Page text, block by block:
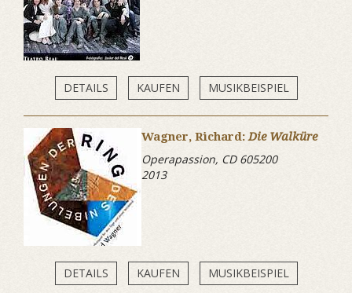
DETAILS KAUFEN MUSIKBEISPIEL
Wagner, Richard:Die Walküre
Operapassion, CD 605200
2013
DETAILS KAUFEN MUSIKBEISPIEL